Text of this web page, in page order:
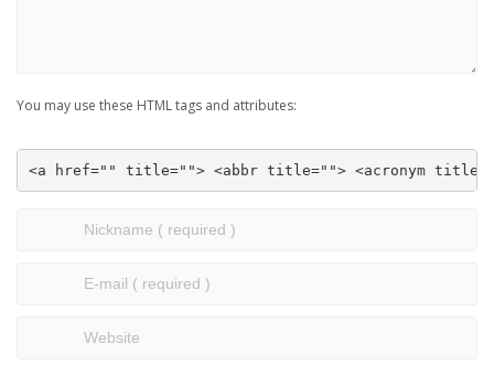
You may use these HTML tags and attributes:
<a href="" title=""> <abbr title=""> <acronym